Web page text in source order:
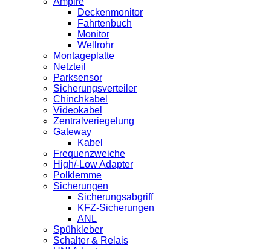
Deckenmonitor
Fahrtenbuch
Monitor
Wellrohr
Montageplatte
Netzteil
Parksensor
Sicherungsverteiler
Chinchkabel
Videokabel
Zentralveriegelung
Gateway
Kabel
Frequenzweiche
High/-Low Adapter
Polklemme
Sicherungen
Sicherungsabgriff
KFZ-Sicherungen
ANL
Spühkleber
Schalter & Relais